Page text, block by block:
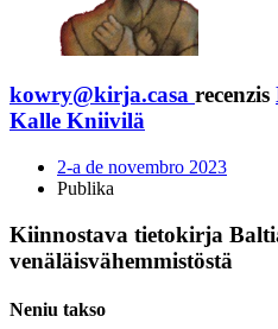
kowry@kirja.casa recenzis
Kalle Kniivilä
2-a de novembro 2023
Publika
Kiinnostava tietokirja
venäläisvähemmistöstä
Neniu takso